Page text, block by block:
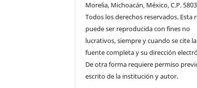
Morelia, Michoacán, México, C.P.
Todos los derechos reservados. Esta
puede ser reproducida con fines no
lucrativos, siempre y cuando se cite la
fuente completa y su dirección
De otra forma requiere permiso
escrito de la institución y autor.